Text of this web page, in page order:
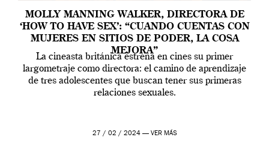
MOLLY MANNING WALKER, DIRECTORA DE
‘HOW TO HAVE SEX’: “CUANDO CUENTAS CON
MUJERES EN SITIOS DE PODER, LA COSA
MEJORA”
La cineasta británica estrena en cines su primer
largometraje como directora: el camino de aprendizaje
de tres adolescentes que buscan tener sus primeras
relaciones sexuales.
27 / 02 / 2024 — VER MÁS